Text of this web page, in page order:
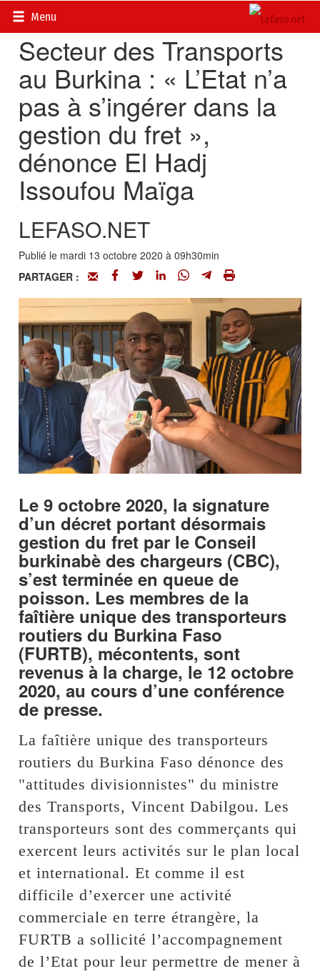
Menu
Accueil>
Secteur des Transports
au Burkina : « L’Etat n’a
pas à s’ingérer dans la
gestion du fret »,
dénonce El Hadj
Issoufou Maïga
LEFASO.NET
Publié le mardi 13 octobre 2020 à 09h30min
PARTAGER :
Le 9 octobre 2020, la signature
d’un décret portant désormais
gestion du fret par le Conseil
burkinabè des chargeurs (CBC),
s’est terminée en queue de
poisson. Les membres de la
faîtière unique des transporteurs
routiers du Burkina Faso
(FURTB), mécontents, sont
revenus à la charge, le 12 octobre
2020, au cours d’une conférence
de presse.
La faîtière unique des transporteurs
routiers du Burkina Faso dénonce des
"attitudes divisionnistes" du ministre
des Transports, Vincent Dabilgou. Les
transporteurs sont des commerçants qui
exercent leurs activités sur le plan local
et international. Et comme il est
difficile d’exercer une activité
commerciale en terre étrangère, la
FURTB a sollicité l’accompagnement
de l’Etat pour leur permettre de mener à